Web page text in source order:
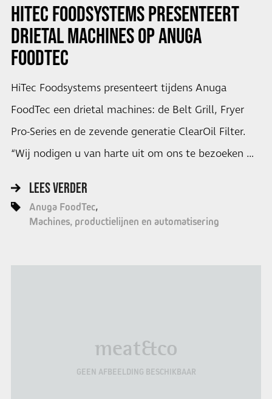
HITEC FOODSYSTEMS PRESENTEERT
DRIETAL MACHINES OP ANUGA
FOODTEC
HiTec Foodsystems presenteert tijdens Anuga
FoodTec een drietal machines: de Belt Grill, Fryer
Pro-Series en de zevende generatie ClearOil Filter.
“Wij nodigen u van harte uit om ons te bezoeken …
LEES VERDER
Anuga FoodTec
Machines, productielijnen en automatisering
meat&co
GEEN AFBEELDING BESCHIKBAAR